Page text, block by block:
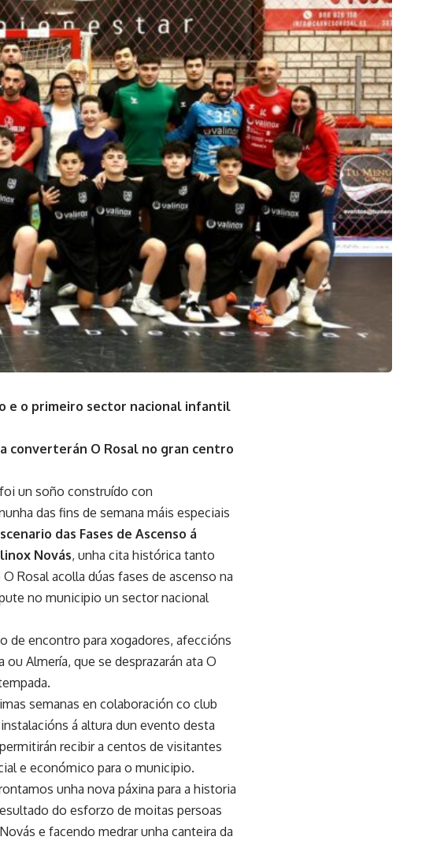
e o primeiro sector nacional infantil
converterán O Rosal no gran centro
un soño construído con
das fins de semana máis especiais
das Fases de Ascenso á
Novás, unha cita histórica tanto
Rosal acolla dúas fases de ascenso na
no municipio un sector nacional
de encontro para xogadores, afeccións
ou Almería, que se desprazarán ata O
semanas en colaboración co club
á altura dun evento desta
recibir a centos de visitantes
e económico para o municipio.
unha nova páxina para a historia
do esforzo de moitas persoas
e facendo medrar unha canteira da